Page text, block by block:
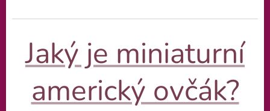
Jaký je miniaturní
americký ovčák?